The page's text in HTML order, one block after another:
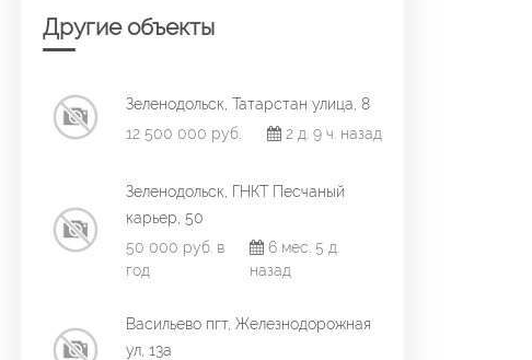
Другие объекты
Зеленодольск, Татарстан улица, 8
12 500 000 руб.
2 д. 9 ч. назад
Зеленодольск, ГНКТ Песчаный
карьер, 50
50 000 руб. в
год
6 мес. 5 д.
назад
Васильево пгт, Железнодорожная
ул, 13а